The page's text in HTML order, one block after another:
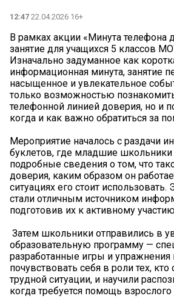
12:47 22.04.2026 16+
В рамках акции «Минута телефона
занятие для учащихся 5 классов
Изначально задуманное как
информационная минута, занятие
насыщенное и увлекательное
только возможностью
телефонной линией доверия, но и
когда и как важно обратиться за
Мероприятие началось с раздачи
буклетов, где младшие школьники
подробные сведения о том, что
доверия, каким образом он
ситуациях его стоит использовать.
стали отличным источником
подготовив их к активному
Затем школьники отправились в
образовательную программу —
разработанные игры и
почувствовать себя в роли тех, кто
трудной ситуации, и научили
когда требуется помощь взрослого